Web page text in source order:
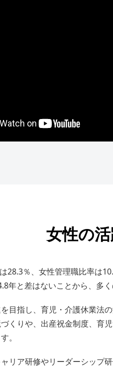
女性の
28.3％、女性管理職比率は
年と差はないことから、多
目指し、育児・介護休業法
くりや、出産祝金制度、育
。
リア研修やリーダーシップ